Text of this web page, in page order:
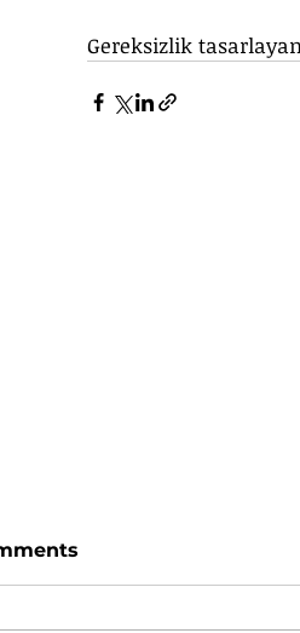
Gereksizlik
var
her blok, haliyle bir